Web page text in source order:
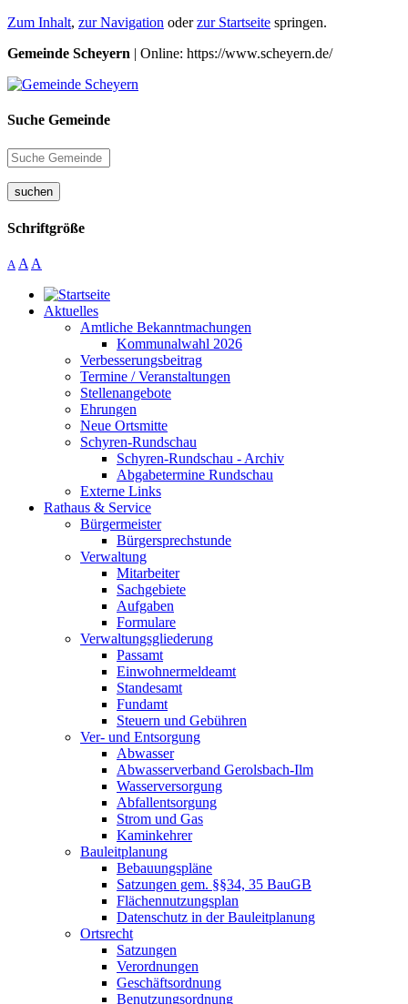
Zum Inhalt, zur Navigation oderzur Startseite springen.
Gemeinde Scheyern | Online: https://www.scheyern.de/
Suche Gemeinde
suchen
Schriftgröße
A A A
Aktuelles
Amtliche Bekanntmachungen
Kommunalwahl 2026
Verbesserungsbeitrag
Termine / Veranstaltungen
Stellenangebote
Ehrungen
Neue Ortsmitte
Schyren-Rundschau
Schyren-Rundschau - Archiv
Abgabetermine Rundschau
Externe Links
Rathaus & Service
Bürgermeister
Bürgersprechstunde
Verwaltung
Mitarbeiter
Sachgebiete
Aufgaben
Formulare
Verwaltungsgliederung
Passamt
Einwohnermeldeamt
Standesamt
Fundamt
Steuern und Gebühren
Ver- und Entsorgung
Abwasser
Abwasserverband Gerolsbach-Ilm
Wasserversorgung
Abfallentsorgung
Strom und Gas
Kaminkehrer
Bauleitplanung
Bebauungspläne
Satzungen gem. §§34, 35 BauGB
Flächennutzungsplan
Datenschutz in der Bauleitplanung
Ortsrecht
Satzungen
Verordnungen
Geschäftsordnung
Benutzungsordnung